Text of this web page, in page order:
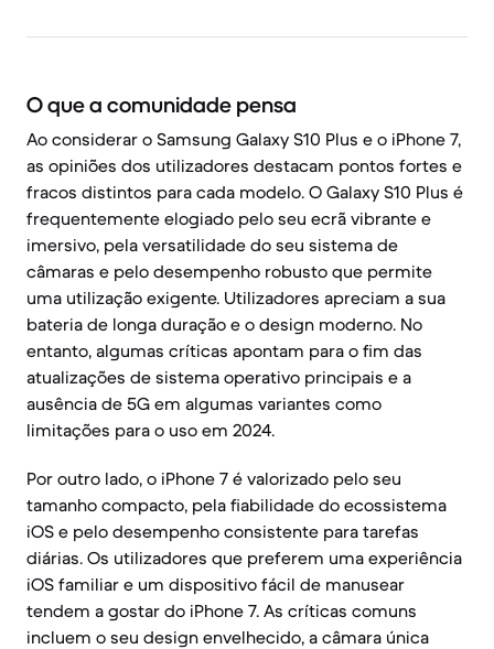
O que a comunidade pensa
Ao considerar o Samsung Galaxy S10 Plus e o iPhone 7,
as opiniões dos utilizadores destacam pontos fortes e
fracos distintos para cada modelo. O Galaxy S10 Plus é
frequentemente elogiado pelo seu ecrã vibrante e
imersivo, pela versatilidade do seu sistema de
câmaras e pelo desempenho robusto que permite
uma utilização exigente. Utilizadores apreciam a sua
bateria de longa duração e o design moderno. No
entanto, algumas críticas apontam para o fim das
atualizações de sistema operativo principais e a
ausência de 5G em algumas variantes como
limitações para o uso em 2024.
Por outro lado, o iPhone 7 é valorizado pelo seu
tamanho compacto, pela fiabilidade do ecossistema
iOS e pelo desempenho consistente para tarefas
diárias. Os utilizadores que preferem uma experiência
iOS familiar e um dispositivo fácil de manusear
tendem a gostar do iPhone 7. As críticas comuns
incluem o seu design envelhecido, a câmara única